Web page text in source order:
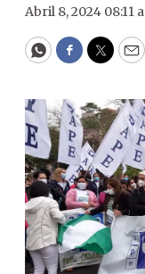
Abril 8, 2024 08:11
WhatsApp
Facebook